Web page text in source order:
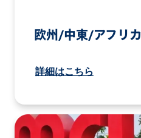
欧州/中東/アフリカ
詳細はこちら